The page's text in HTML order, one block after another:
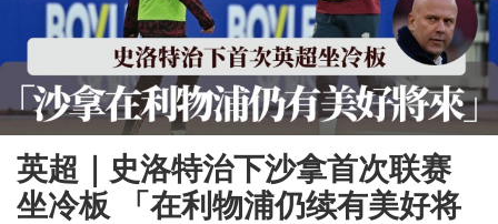
英超｜史洛特治下沙拿首次联赛
坐冷板 「在利物浦仍续有美好将